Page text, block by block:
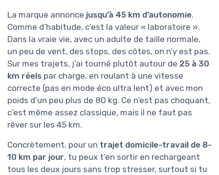
La marque annonce jusqu’à 45 km d’autonomie.
Comme d’habitude, c’est la valeur « laboratoire ».
Dans la vraie vie, avec un adulte de taille normale,
un peu de vent, des stops, des côtes, on n’y est pas.
Sur mes trajets, j’ai tourné plutôt autour de 25 à 30
km réels par charge, en roulant à une vitesse
correcte (pas en mode éco ultra lent) et avec mon
poids d’un peu plus de 80 kg. Ce n’est pas choquant,
c’est même assez classique, mais il ne faut pas
rêver sur les 45 km.
Concrètement, pour un trajet domicile-travail de 8-
10 km par jour, tu peux t’en sortir en rechargeant
tous les deux jours sans trop stresser, surtout si tu